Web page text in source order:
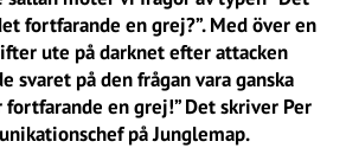
fortfarande en grej?”. Med över en
ute på darknet efter attacken
svaret på den frågan vara ganska
fortfarande en grej!” Det skriver Per
på Junglemap.